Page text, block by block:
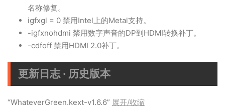
名称修复。
igfxgl = 0 禁用Intel上的Metal支持。
-igfxnohdmi 禁用数字声音的DP到HDMI转换补丁。
-cdfoff 禁用HDMI 2.0补丁。
更新日志 · 历史版本
“WhateverGreen.kext-v1.6.6” 展开/收缩